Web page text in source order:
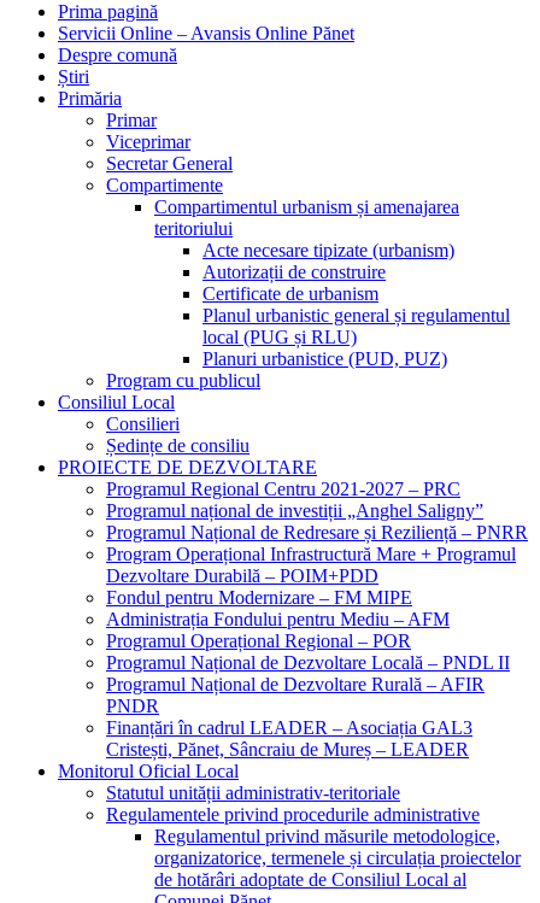
Prima pagină
Servicii Online – Avansis Online Pănet
Despre comună
Știri
Primăria
Primar
Viceprimar
Secretar General
Compartimente
Compartimentul urbanism și amenajarea
teritoriului
Acte necesare tipizate (urbanism)
Autorizații de construire
Certificate de urbanism
Planul urbanistic general și regulamentul
local (PUG și RLU)
Planuri urbanistice (PUD, PUZ)
Program cu publicul
Consiliul Local
Consilieri
Ședințe de consiliu
PROIECTE DE DEZVOLTARE
Programul Regional Centru 2021-2027 – PRC
Programul național de investiții „Anghel Saligny”
Programul Național de Redresare și Reziliență – PNRR
Program Operațional Infrastructură Mare + Programul
Dezvoltare Durabilă – POIM+PDD
Fondul pentru Modernizare – FM MIPE
Administrația Fondului pentru Mediu – AFM
Programul Operațional Regional – POR
Programul Național de Dezvoltare Locală – PNDL II
Programul Național de Dezvoltare Rurală – AFIR
PNDR
Finanțări în cadrul LEADER – Asociația GAL3
Cristești, Pănet, Sâncraiu de Mureș – LEADER
Monitorul Oficial Local
Statutul unității administrativ-teritoriale
Regulamentele privind procedurile administrative
Regulamentul privind măsurile metodologice,
organizatorice, termenele și circulația proiectelor
de hotărâri adoptate de Consiliul Local al